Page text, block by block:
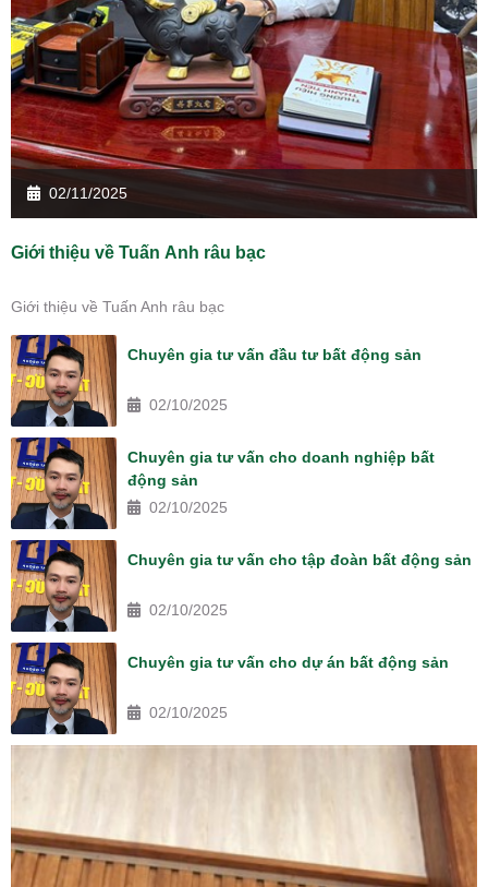
02/11/2025
Giới thiệu về Tuấn Anh râu bạc
Giới thiệu về Tuấn Anh râu bạc
Chuyên gia tư vấn đầu tư bất động sản
02/10/2025
Chuyên gia tư vấn cho doanh nghiệp bất
động sản
02/10/2025
Chuyên gia tư vấn cho tập đoàn bất động sản
02/10/2025
Chuyên gia tư vấn cho dự án bất động sản
02/10/2025